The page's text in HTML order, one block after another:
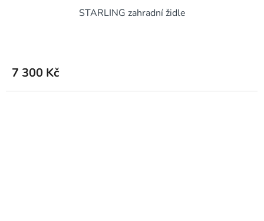
STARLING zahradní židle
7 300 Kč